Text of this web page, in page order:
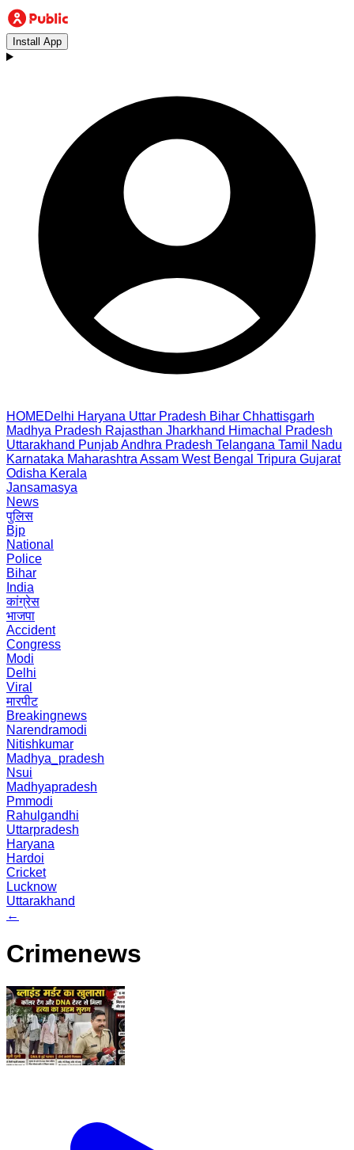
Install App
HOMEDelhi Haryana Uttar Pradesh Bihar Chhattisgarh
Madhya Pradesh Rajasthan Jharkhand Himachal Pradesh
Uttarakhand PunjabAndhra Pradesh Telangana Tamil Nadu
Karnataka Maharashtra Assam West Bengal Tripura Gujarat
Odisha Kerala
Jansamasya
News
पुलिस
Bjp
National
Police
Bihar
India
कांग्रेस
भाजपा
Accident
Congress
Modi
Delhi
Viral
मारपीट
Breakingnews
Narendramodi
Nitishkumar
Madhya_pradesh
Nsui
Madhyapradesh
Pmmodi
Rahulgandhi
Uttarpradesh
Haryana
Hardoi
Cricket
Lucknow
Uttarakhand
←
Crimenews